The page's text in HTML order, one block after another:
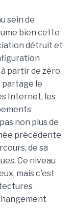
sein de
bien cette
détruit et
partir de zéro
partage le
Internet, les
non plus de
précédente
de sa
Ce niveau
mais c'est